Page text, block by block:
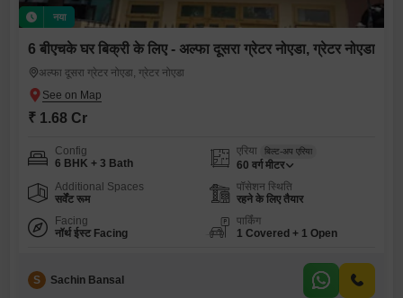
नया
6 बीएचके घर बिक्री के लिए - अल्फा दूसरा ग्रेटर नोएडा, ग्रेटर नोएडा
अल्फा दूसरा ग्रेटर नोएडा, ग्रेटर नोएडा
₹ 1.68 Cr
Config
6 BHK + 3 Bath
एरिया बिल्ट-अप एरिया
60 वर्ग मीटर
Additional Spaces
सर्वेंट रूम
पॉसेशन स्थिति
रहने के लिए तैयार
Facing
नॉर्थ ईस्ट Facing
पार्किंग
1 Covered + 1 Open
S Sachin Bansal